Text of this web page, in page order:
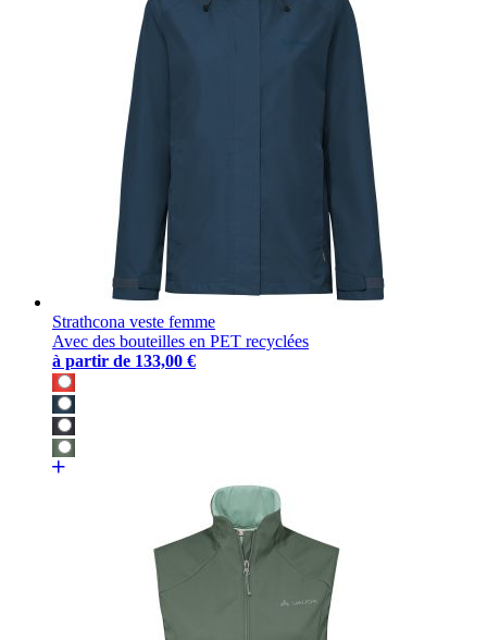
Strathcona veste femme
Avec des bouteilles en PET recyclées
à partir de 133,00 €